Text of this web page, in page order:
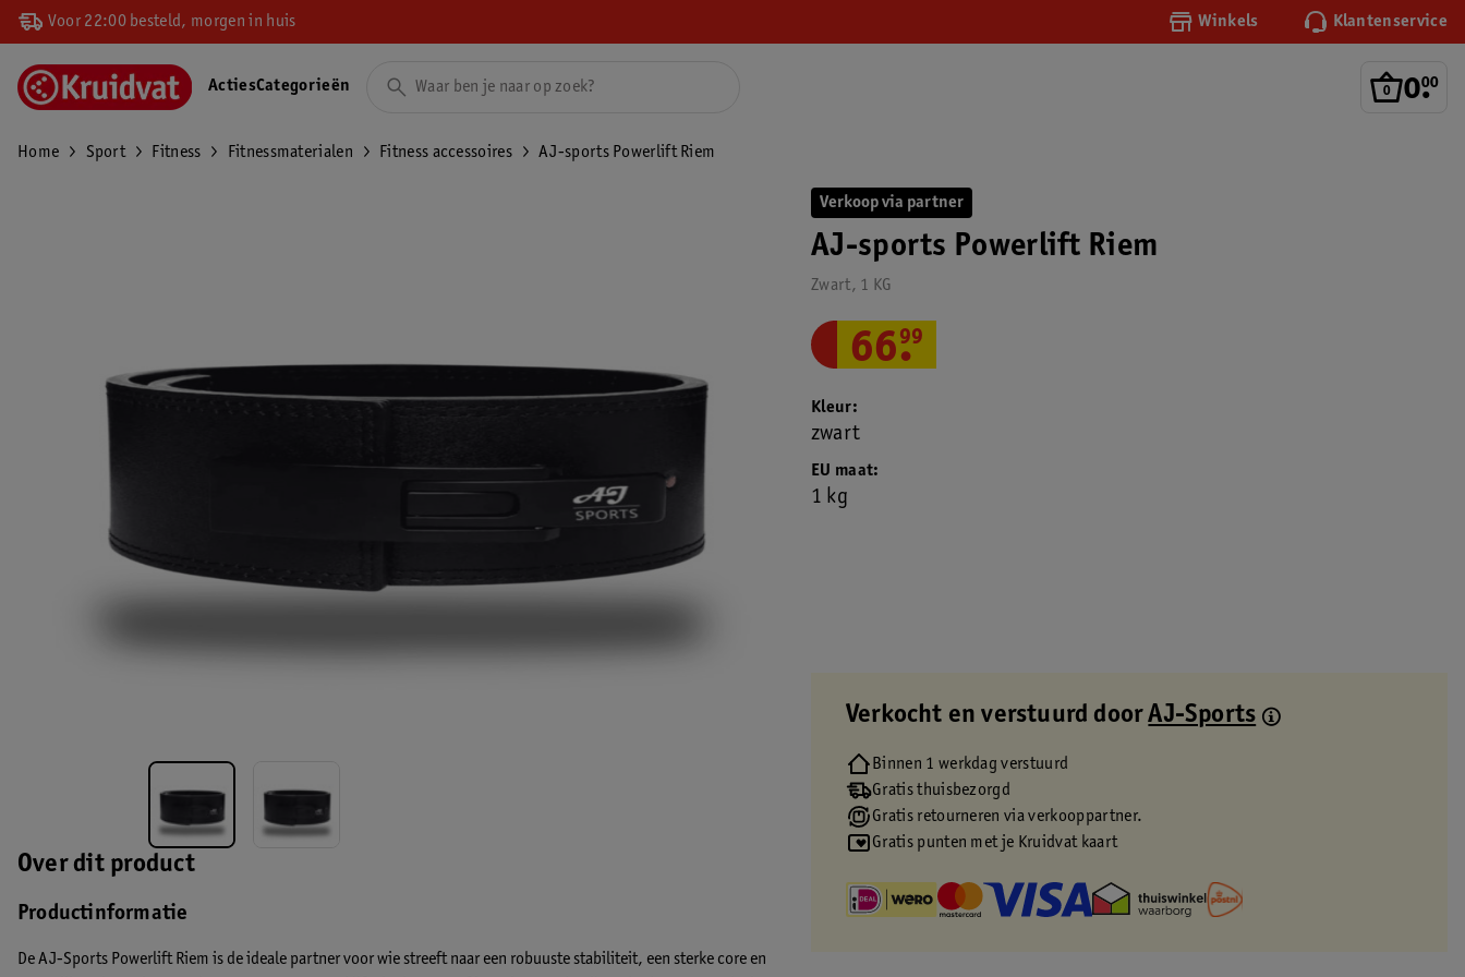
Voor 22:00 besteld, morgen in huis Winkels Klantenservice
0.
00
ActiesCategorieën
Home Sport Fitness Fitnessmaterialen Fitness accessoires AJ-sports Powerlift Riem
Over dit product
Productinformatie
DeAJ-Sports Powerlift Riem is de ideale partner voor wie streeft naar een robuuste stabiliteit, een sterke core en
Verkoop via partner
AJ-sports Powerlift Riem
Zwart, 1 KG
66.
99
EU maat
1 kg
Kleur
zwart
Verkocht en verstuurd doorAJ-Sports
Binnen 1 werkdag verstuurd
Gratis thuisbezorgd
Gratis retourneren via verkooppartner.
Gratis punten met je Kruidvat kaart